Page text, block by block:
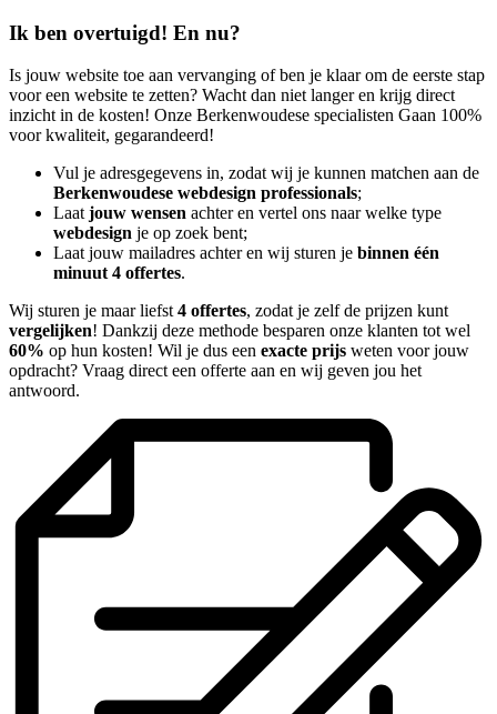
Ik ben overtuigd! En nu?
Is jouw website toe aan vervanging of ben je klaar om de eerste stap
voor een website te zetten? Wacht dan niet langer en krijg direct
inzicht in de kosten! Onze Berkenwoudese specialisten Gaan 100%
voor kwaliteit, gegarandeerd!
Vul je adresgegevens in, zodat wij je kunnen matchen aan de
Berkenwoudese webdesign professionals;
Laat jouw wensen achter en vertel ons naar welke type
webdesign je op zoek bent;
Laat jouw mailadres achter en wij sturen je binnen één
minuut 4 offertes.
Wij sturen je maar liefst 4 offertes, zodat je zelf de prijzen kunt
vergelijken! Dankzij deze methode besparen onze klanten tot wel
60% op hun kosten! Wil je dus een exacte prijs weten voor jouw
opdracht? Vraag direct een offerte aan en wij geven jou het
antwoord.